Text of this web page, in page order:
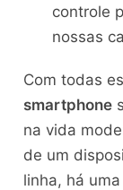
controle
nossas
Com todas
smartphone
na vida
de um
linha, há